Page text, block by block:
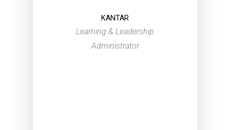
KANTAR
Learning & Leadership
Administrator